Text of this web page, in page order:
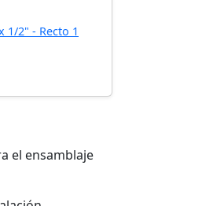
1/2" - Recto 1
el ensamblaje